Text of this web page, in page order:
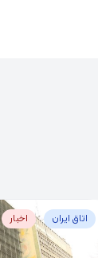
اتاق ایران اخبار